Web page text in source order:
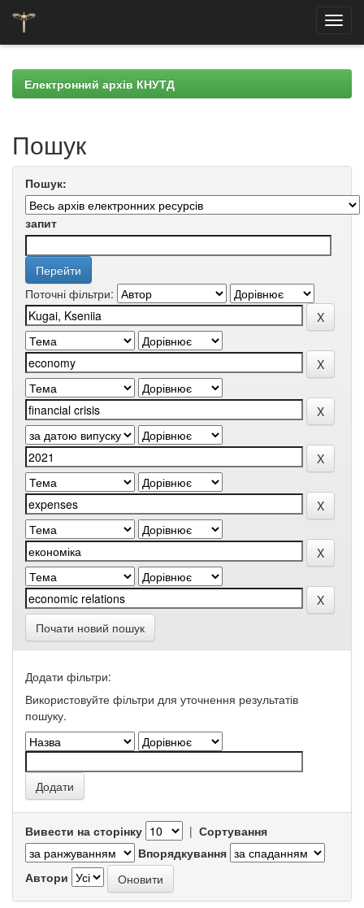
navigationЕлектронний архів КНУТД
Пошук
Пошук:
запит
Поточні фільтри:
Почати новий пошук
Додати фільтри:
Використовуйте фільтри для уточнення результатів
пошуку.
Вивести на сторінку | Сортування
Впорядкування
Автори